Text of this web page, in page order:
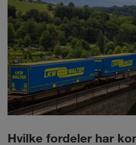
Hvilke fordeler har